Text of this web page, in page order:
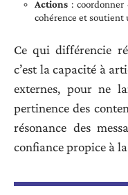
Actions : coordonner
cohérence et
Ce qui différencie
c’est la capacité à
externes, pour ne
pertinence des
résonance des
confiance propice à